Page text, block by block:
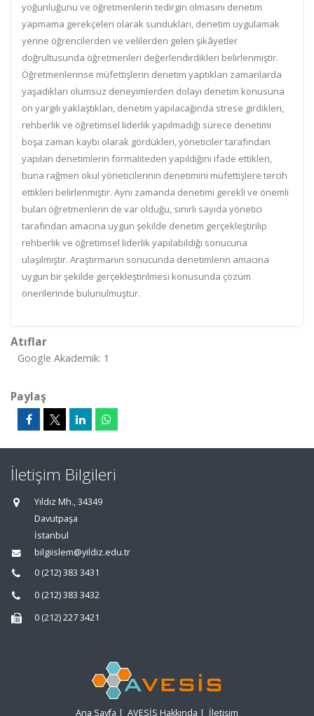
yoğunluğunu ve öğretmenlerin tedirgin olmasını denetim
yapmama gerekçeleri olarak sundukları, denetim uygulamak
yerine öğrencilerden ve velilerden gelen şikâyetler
doğrultusunda öğretmenleri değerlendirdikleri belirlenmiştir.
Öğretmenlerinse müfettişlerin denetim yaptıkları zamanlarda
yaşadıkları olumsuz deneyimlerden dolayı denetim konusuna
ön yargılı yaklaştıkları, denetim yapılacağında strese girdikleri,
rehberlik ve öğretimsel liderlik yapılmadığı sürece denetimi
boşa zaman kaybı olarak gördükleri, yöneticiler tarafından
yapılan denetimlerin formaliteden yapıldığını ifade ettikleri,
buna rağmen okul yöneticilerinin denetimini müfettişlere tercih
ettikleri belirlenmiştir. Aynı zamanda denetimi gerekli ve önemli
bulan öğretmenlerin de var olduğu, sınırlı sayıda yönetici
tarafından amacına uygun şekilde denetim gerçekleştirilip
rehberlik ve öğretimsel liderlik yapılabildiği sonucuna
ulaşılmıştır. Araştırmanın sonucunda denetimlerin amacına
uygun bir şekilde gerçekleştirilmesi konusunda çözüm
önerilerinde bulunulmuştur.
Atıflar
Google Akademik: 1
Paylaş
İletişim Bilgileri
Yıldız Mh., 34349
Davutpaşa
İstanbul
bilgiislem@yildiz.edu.tr
0 (212) 383 3431
0 (212) 383 3432
0 (212) 227 3421
Ana Sayfa | AVESİS Hakkında | İletişim